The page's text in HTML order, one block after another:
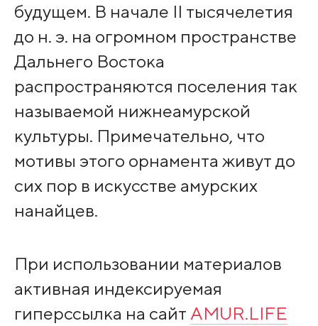
будущем. В начале II тысячелетия
до н. э. на огромном пространстве
Дальнего Востока
распространяются поселения так
называемой нижнеамурской
культуры. Примечательно, что
мотивы этого орнамента живут до
сих пор в искусстве амурских
нанайцев.
При использовании материалов
активная индексируемая
гиперссылка на сайт AMUR.LIFE